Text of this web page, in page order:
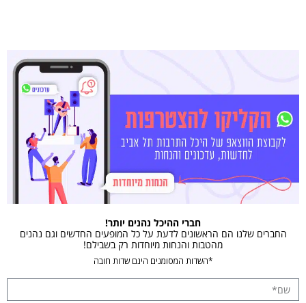
חברי ההיכל נהנים יותר!
החברים שלנו הם הראשונים לדעת על כל המופעים החדשים וגם נהנים
מהטבות והנחות מיוחדות רק בשבילם!
*השדות המסומנים הינם שדות חובה